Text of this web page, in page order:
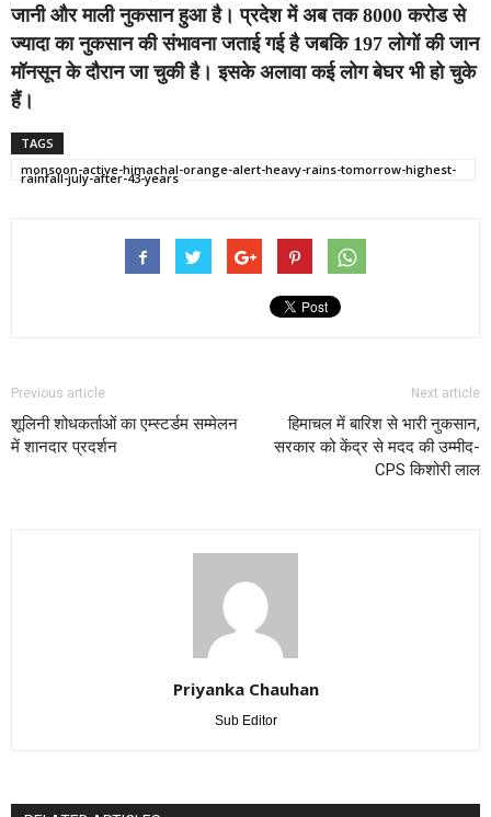
जानी और माली नुकसान हुआ है। प्रदेश में अब तक 8000 करोड से
ज्यादा का नुकसान की संभावना जताई गई है जबकि 197 लोगों की जान
मॉनसून के दौरान जा चुकी है। इसके अलावा कई लोग बेघर भी हो चुके
हैं।
TAGS
monsoon-active-himachal-orange-alert-heavy-rains-tomorrow-highest-
rainfall-july-after-43-years
Previous article
शूलिनी शोधकर्ताओं का एम्स्टर्डम सम्मेलन
में शानदार प्रदर्शन
Next article
हिमाचल में बारिश से भारी नुकसान,
सरकार को केंद्र से मदद की उम्मीद-
CPS किशोरी लाल
Priyanka Chauhan
Sub Editor